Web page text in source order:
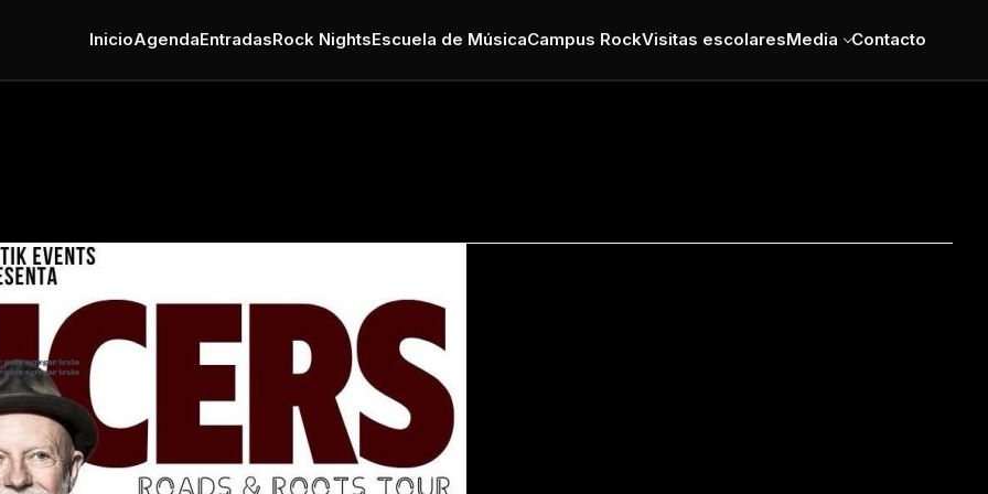
InicioAgendaEntradasRock NightsEscuela de MúsicaCampus RockVisitas escolaresMedia Contacto